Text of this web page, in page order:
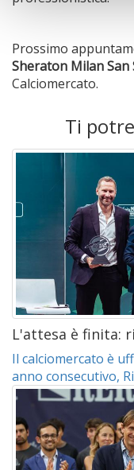
Prossimo
Sheraton Milan San
Calciomercato.
Ti
L'attesa è finita:
Il calciomercato è
anno consecutivo,